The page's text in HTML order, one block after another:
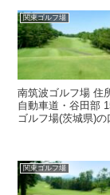
関東ゴルフ場
南筑波ゴルフ場 住
自動車道・谷田部
ゴルフ場(茨城県)の
関東ゴルフ場